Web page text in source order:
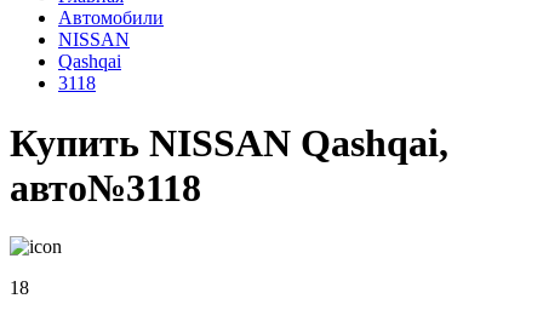
Автомобили
NISSAN
Qashqai
3118
Купить NISSAN Qashqai,
авто№3118
18